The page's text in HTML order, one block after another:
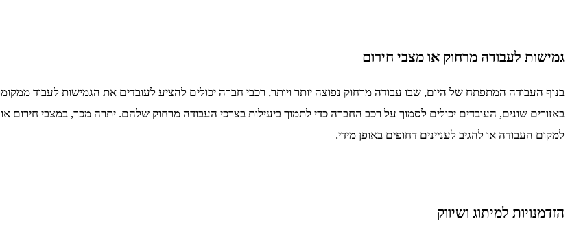
גמישות לעבודה מרחוק או מצבי חירום
בנוף העבודה המתפתח של היום, שבו עבודה מרחוק נפוצה יותר ויותר, רכבי חברה יכולים להציע לעובדים את הגמישות לעבוד
באזורים שונים, העובדים יכולים לסמוך על רכב החברה כדי לתמוך ביעילות בצרכי העבודה מרחוק שלהם. יתרה מכך, במצבי חירום
למקום העבודה או להגיב לעניינים דחופים באופן מידי.
הזדמנויות למיתוג ושיווק